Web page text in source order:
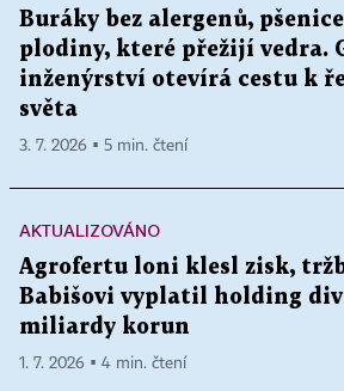
Buráky bez alergenů,
plodiny, které přežijí vedra.
inženýrství otevírá cestu k
světa
3. 7. 2026 ▪ 5 min. čtení
AKTUALIZOVÁNO
Agrofertu loni klesl zisk,
Babišovi vyplatil holding
miliardy korun
1. 7. 2026 ▪ 4 min. čtení